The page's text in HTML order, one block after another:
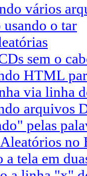
vários
o tar
sem o
HTML
via linha
arquivos
pelas
no
tela em